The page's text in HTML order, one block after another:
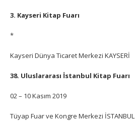
3. Kayseri Kitap Fuarı
*
Kayseri Dünya Ticaret Merkezi KAYSERİ
38. Uluslararası İstanbul Kitap Fuarı
02 – 10 Kasım 2019
Tüyap Fuar ve Kongre Merkezi İSTANBUL